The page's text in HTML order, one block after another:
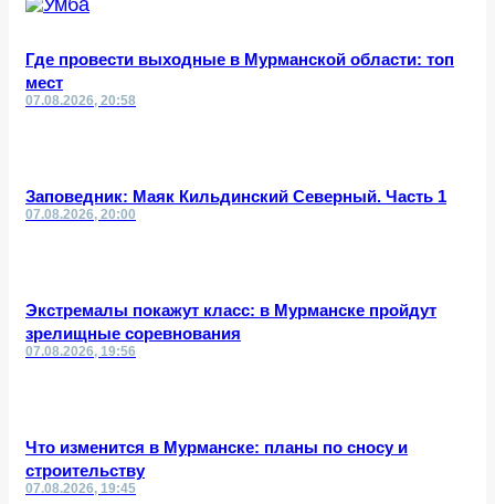
Где провести выходные в Мурманской области: топ
мест
07.08.2026, 20:58
Заповедник: Маяк Кильдинский Северный. Часть 1
07.08.2026, 20:00
Экстремалы покажут класс: в Мурманске пройдут
зрелищные соревнования
07.08.2026, 19:56
Что изменится в Мурманске: планы по сносу и
строительству
07.08.2026, 19:45